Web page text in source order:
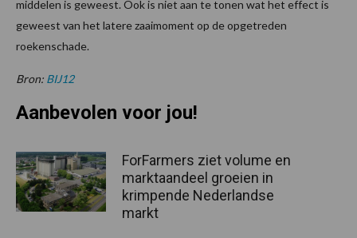
middelen is geweest. Ook is niet aan te tonen wat het effect is
geweest van het latere zaaimoment op de opgetreden
roekenschade.
Bron: BIJ12
Aanbevolen voor jou!
ForFarmers ziet volume en
marktaandeel groeien in
krimpende Nederlandse
markt